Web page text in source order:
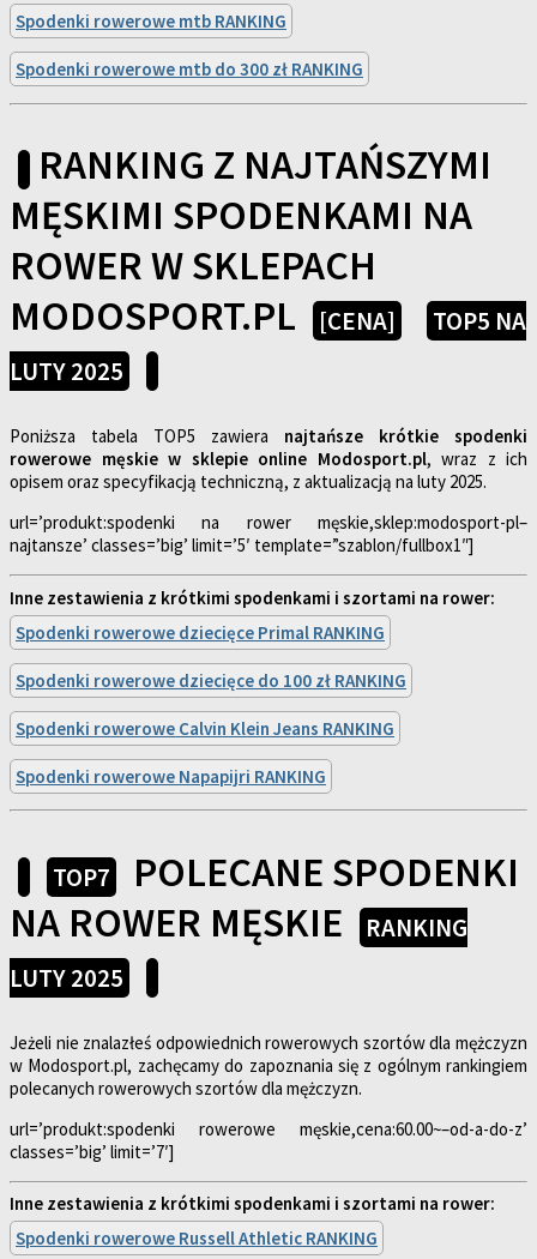
Spodenki rowerowe mtb RANKING
Spodenki rowerowe mtb do 300 zł RANKING
RANKING Z NAJTAŃSZYMI
MĘSKIMI SPODENKAMI NA
ROWER W SKLEPACH
MODOSPORT.PL
[CENA]
TOP5 NA
LUTY 2025
Poniższa tabela TOP5 zawiera najtańsze krótkie spodenki
rowerowe męskie w sklepie online Modosport.pl, wraz z ich
opisem oraz specyfikacją techniczną, z aktualizacją na luty 2025.
url=’produkt:spodenki na rower męskie,sklep:modosport-pl–
najtansze’ classes=’big’ limit=’5′ template=”szablon/fullbox1″]
Inne zestawienia z krótkimi spodenkami i szortami na rower:
Spodenki rowerowe dziecięce Primal RANKING
Spodenki rowerowe dziecięce do 100 zł RANKING
Spodenki rowerowe Calvin Klein Jeans RANKING
Spodenki rowerowe Napapijri RANKING
TOP7
POLECANE SPODENKI
NA ROWER MĘSKIE
RANKING
LUTY 2025
Jeżeli nie znalazłeś odpowiednich rowerowych szortów dla mężczyzn
w Modosport.pl, zachęcamy do zapoznania się z ogólnym rankingiem
polecanych rowerowych szortów dla mężczyzn.
url=’produkt:spodenki rowerowe męskie,cena:60.00~–od-a-do-z’
classes=’big’ limit=’7′]
Inne zestawienia z krótkimi spodenkami i szortami na rower:
Spodenki rowerowe Russell Athletic RANKING